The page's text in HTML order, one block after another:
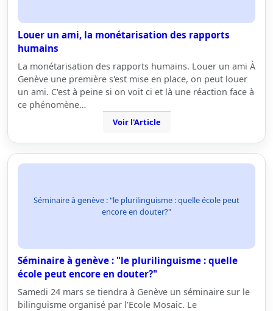
Louer un ami, la monétarisation des rapports
humains
La monétarisation des rapports humains. Louer un ami À
Genève une première s'est mise en place, on peut louer
un ami. C'est à peine si on voit ci et là une réaction face à
ce phénomène…
Voir l'Article
Séminaire à genève : "le plurilinguisme : quelle école peut
encore en douter?"
Séminaire à genève : "le plurilinguisme : quelle
école peut encore en douter?"
Samedi 24 mars se tiendra à Genève un séminaire sur le
bilinguisme organisé par l’Ecole Mosaic. Le